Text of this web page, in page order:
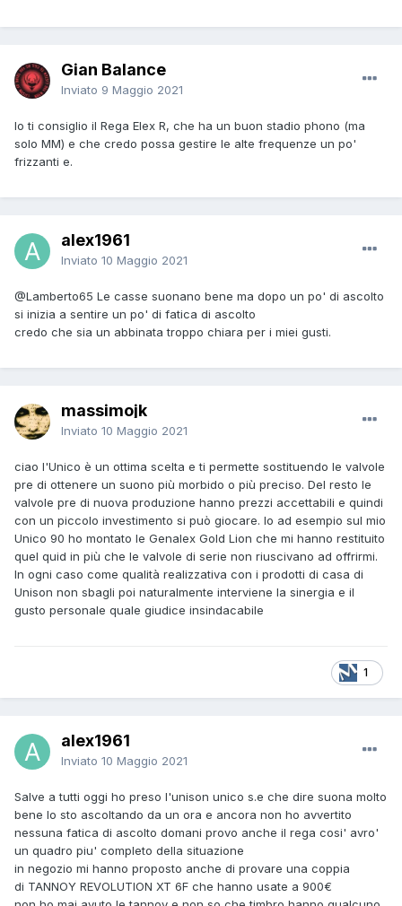
Gian Balance
Inviato 9 Maggio 2021
Io ti consiglio il Rega Elex R, che ha un buon stadio phono (ma
solo MM) e che credo possa gestire le alte frequenze un po'
frizzanti e.
alex1961
Inviato 10 Maggio 2021
@Lamberto65 Le casse suonano bene ma dopo un po' di ascolto
si inizia a sentire un po' di fatica di ascolto
credo che sia un abbinata troppo chiara per i miei gusti.
massimojk
Inviato 10 Maggio 2021
ciao l'Unico è un ottima scelta e ti permette sostituendo le valvole
pre di ottenere un suono più morbido o più preciso. Del resto le
valvole pre di nuova produzione hanno prezzi accettabili e quindi
con un piccolo investimento si può giocare. Io ad esempio sul mio
Unico 90 ho montato le Genalex Gold Lion che mi hanno restituito
quel quid in più che le valvole di serie non riuscivano ad offrirmi.
In ogni caso come qualità realizzativa con i prodotti di casa di
Unison non sbagli poi naturalmente interviene la sinergia e il
gusto personale quale giudice insindacabile
1
alex1961
Inviato 10 Maggio 2021
Salve a tutti oggi ho preso l'unison unico s.e che dire suona molto
bene lo sto ascoltando da un ora e ancora non ho avvertito
nessuna fatica di ascolto domani provo anche il rega cosi' avro'
un quadro piu' completo della situazione
in negozio mi hanno proposto anche di provare una coppia
di TANNOY REVOLUTION XT 6F che hanno usate a 900€